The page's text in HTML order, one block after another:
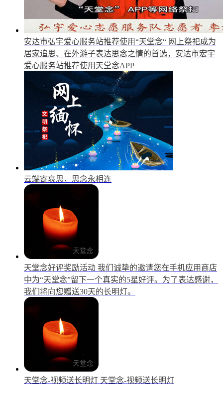
安达市弘宇爱心服务站推荐使用“天堂念“ 网上祭祀成为
居家追思、在外游子表达思念之情的首选，安达市宏宇
爱心服务站推荐使用天堂念APP
云端寄哀思，思念永相连
天堂念好评奖励活动 我们诚挚的邀请您在手机应用商店
中为“天堂念”留下一个真实的5星好评。为了表达感谢，
我们将向您赠送30天的长明灯。
天堂念-视频送长明灯 天堂念-视频送长明灯